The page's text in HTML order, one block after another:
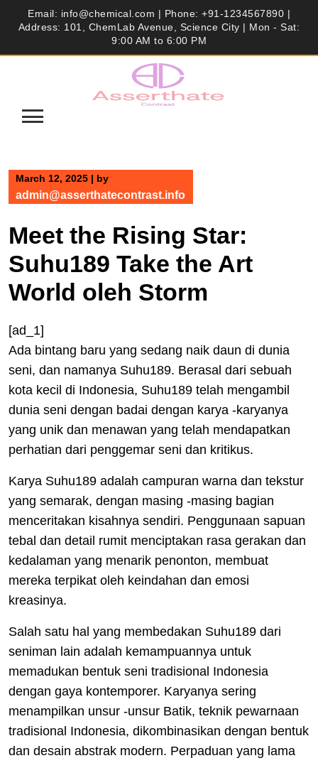
Email: info@chemical.com | Phone: +91-1234567890 |
Address: 101, ChemLab Avenue, Science City | Mon - Sat:
9:00 AM to 6:00 PM
March 12, 2025 | by
admin@asserthatecontrast.info
Meet the Rising Star:
Suhu189 Take the Art
World oleh Storm
[ad_1]
Ada bintang baru yang sedang naik daun di dunia
seni, dan namanya Suhu189. Berasal dari sebuah
kota kecil di Indonesia, Suhu189 telah mengambil
dunia seni dengan badai dengan karya -karyanya
yang unik dan menawan yang telah mendapatkan
perhatian dari penggemar seni dan kritikus.
Karya Suhu189 adalah campuran warna dan tekstur
yang semarak, dengan masing -masing bagian
menceritakan kisahnya sendiri. Penggunaan sapuan
tebal dan detail rumit menciptakan rasa gerakan dan
kedalaman yang menarik penonton, membuat
mereka terpikat oleh keindahan dan emosi
kreasinya.
Salah satu hal yang membedakan Suhu189 dari
seniman lain adalah kemampuannya untuk
memadukan bentuk seni tradisional Indonesia
dengan gaya kontemporer. Karyanya sering
menampilkan unsur -unsur Batik, teknik pewarnaan
tradisional Indonesia, dikombinasikan dengan bentuk
dan desain abstrak modern. Perpaduan yang lama